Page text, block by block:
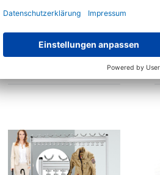
schwarzen Kunststoffhaken
5 Varianten zur Auswahl